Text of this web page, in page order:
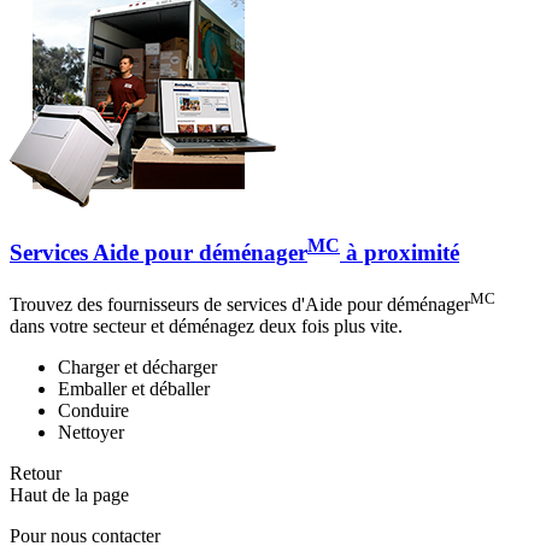
Services Aide pour déménagerMC à proximité
Trouvez des fournisseurs de services d'Aide pour déménagerMC
dans votre secteur et déménagez deux fois plus vite.
Charger et décharger
Emballer et déballer
Conduire
Nettoyer
Retour
Haut de la page
Pour nous contacter